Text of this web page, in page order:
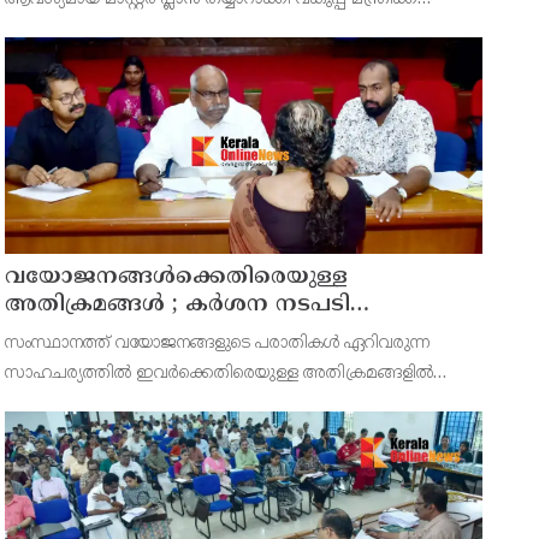
അറിയിച്ചു. ഡിപ്പോയ്ക്ക് നാല് ഏക്കറിൽ അധികം വരുന്ന
സ്ഥലമുണ്ട്
വയോജനങ്ങൾക്കെതിരെയുള്ള
അതിക്രമങ്ങൾ ; കർശന നടപടി
സ്വീകരിക്കുമെന്ന് കമ്മീഷൻ
സംസ്ഥാനത്ത് വയോജനങ്ങളുടെ പരാതികൾ ഏറിവരുന്ന
സാഹചര്യത്തിൽ ഇവർക്കെതിരെയുള്ള അതിക്രമങ്ങളിൽ
ചെയർമാൻ അഡ്വ. കെ. സോമപ്രസാദ്.